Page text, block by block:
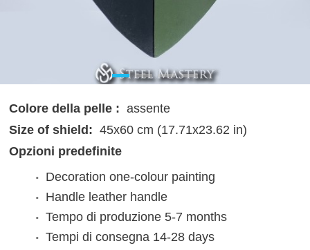
Colore della pelle : assente
Size of shield: 45x60 cm (17.71x23.62 in)
Opzioni predefinite
Decoration one-colour painting
Handle leather handle
Tempo di produzione 5-7 months
Tempi di consegna 14-28 days